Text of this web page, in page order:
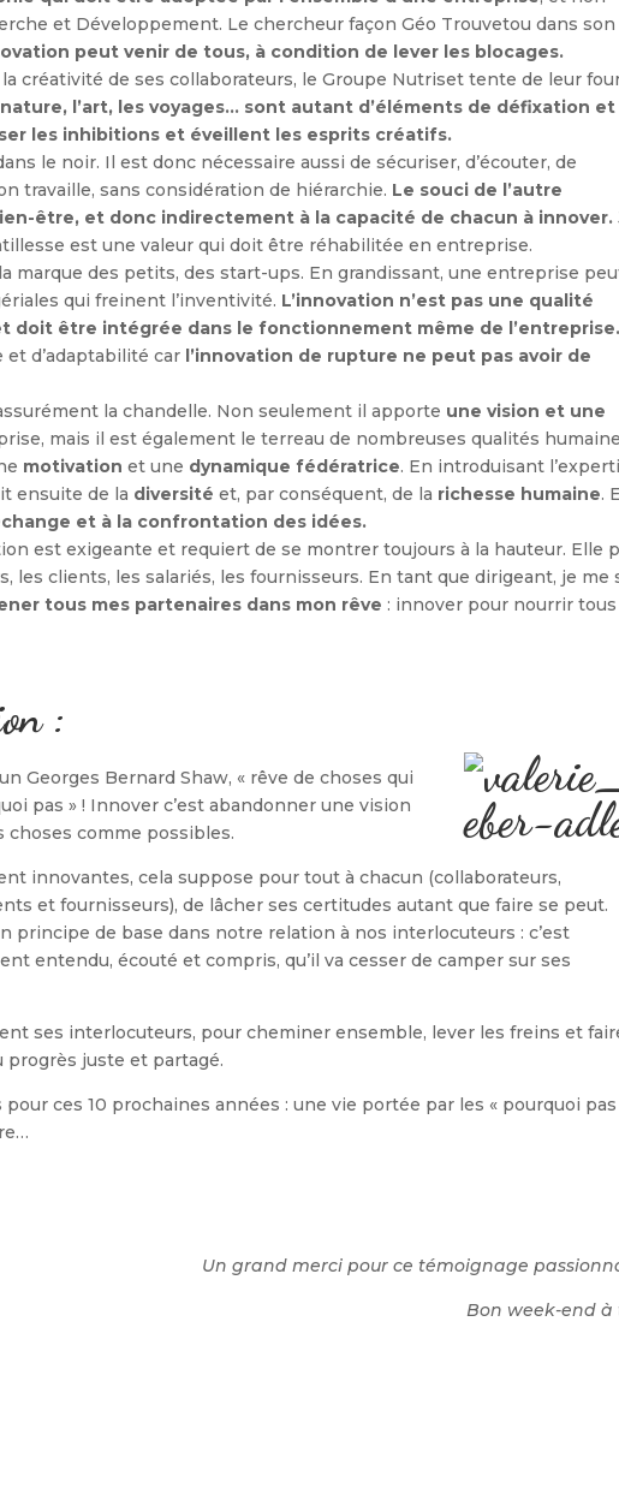
et Développement. Le chercheur façon Géo Trouvetou dans son
peut venir de tous, à condition de lever les blocages.
créativité de ses collaborateurs, le Groupe Nutriset tente de leur
nature, l’art, les voyages… sont autant d’éléments de défixation et
les inhibitions et éveillent les esprits créatifs.
le noir. Il est donc nécessaire aussi de sécuriser, d’écouter, de
travaille, sans considération de hiérarchie. Le souci de l’autre
être, et donc indirectement à la capacité de chacun à innover.
est une valeur qui doit être réhabilitée en entreprise.
marque des petits, des start-ups. En grandissant, une entreprise
qui freinent l’inventivité. L’innovation n’est pas une qualité
doit être intégrée dans le fonctionnement même de l’entreprise.
d’adaptabilité car l’innovation de rupture ne peut pas avoir de
la chandelle. Non seulement il apporte une vision et une
mais il est également le terreau de nombreuses qualités
motivation et une dynamique fédératrice. En introduisant
ensuite de la diversité et, par conséquent, de la richesse humaine.
et à la confrontation des idées.
est exigeante et requiert de se montrer toujours à la hauteur. Elle
les clients, les salariés, les fournisseurs. En tant que dirigeant, je me
tous mes partenaires dans mon rêve : innover pour nourrir tous
:
Georges Bernard Shaw, « rêve de choses qui
pas » ! Innover c’est abandonner une vision
choses comme possibles.
innovantes, cela suppose pour tout à chacun (collaborateurs,
et fournisseurs), de lâcher ses certitudes autant que faire se peut.
principe de base dans notre relation à nos interlocuteurs : c’est
entendu, écouté et compris, qu’il va cesser de camper sur ses
ses interlocuteurs, pour cheminer ensemble, lever les freins et
progrès juste et partagé.
ces 10 prochaines années : une vie portée par les « pourquoi
Un grand merci pour ce témoignage
Bon week-end à